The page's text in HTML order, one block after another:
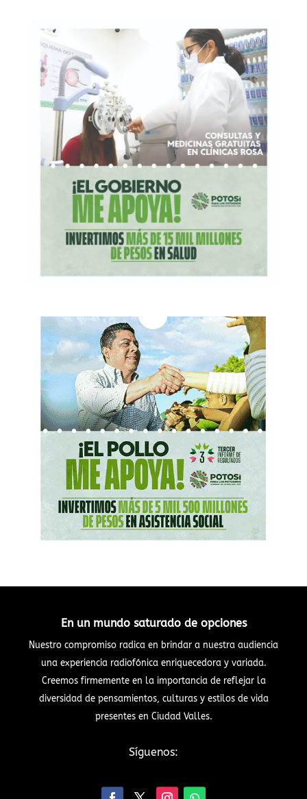
En un mundo saturado de opciones
Nuestro compromiso radica en brindar a nuestra audiencia
una experiencia radiofónica enriquecedora y variada.
Creemos firmemente en la importancia de reflejar la
diversidad de pensamientos, culturas y estilos de vida
presentes en Ciudad Valles.
Síguenos: